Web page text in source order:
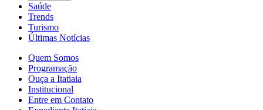
Saúde
Trends
Turismo
Últimas Notícias
Quem Somos
Programação
Ouça a Itatiaia
Institucional
Entre em Contato